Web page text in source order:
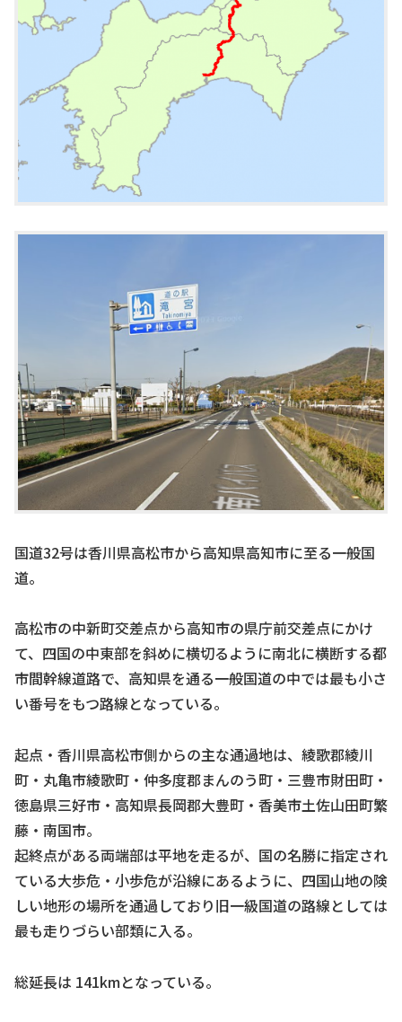
国道32号は香川県高松市から高知県高知市に至る一般国
道。
高松市の中新町交差点から高知市の県庁前交差点にかけ
て、四国の中東部を斜めに横切るように南北に横断する都
市間幹線道路で、高知県を通る一般国道の中では最も小さ
い番号をもつ路線となっている。
起点・香川県高松市側からの主な通過地は、綾歌郡綾川
町・丸亀市綾歌町・仲多度郡まんのう町・三豊市財田町・
徳島県三好市・高知県長岡郡大豊町・香美市土佐山田町繁
藤・南国市。
起終点がある両端部は平地を走るが、国の名勝に指定され
ている大歩危・小歩危が沿線にあるように、四国山地の険
しい地形の場所を通過しており旧一級国道の路線としては
最も走りづらい部類に入る。
総延長は 141kmとなっている。